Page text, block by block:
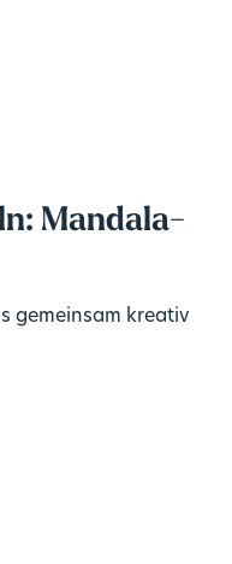
Mandala-
gemeinsam kreativ